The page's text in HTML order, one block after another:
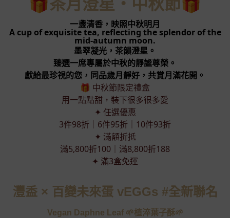
一盞清香，映照中秋明月
A cup of exquisite tea, reflecting the splendor of the
mid-autumn moon.
墨翠凝光，茶韻澄星。
臻選一席專屬於中秋的靜謐尊榮。
獻給最珍視的您，同品歲月靜好，共賞月滿花開。
🎁 中秋節限定禮盒
用一點點甜，裝下很多很多愛
✦ 任選優惠
3件98折｜6件95折｜10件93折
✦ 滿額折抵
滿5,800折100｜滿8,800折188
✦ 滿3盒免運
灃盉 × 百變未來蛋 vEGGs #全新聯名
Vegan Daphne Leaf 🌱植淬葉子酥🌱